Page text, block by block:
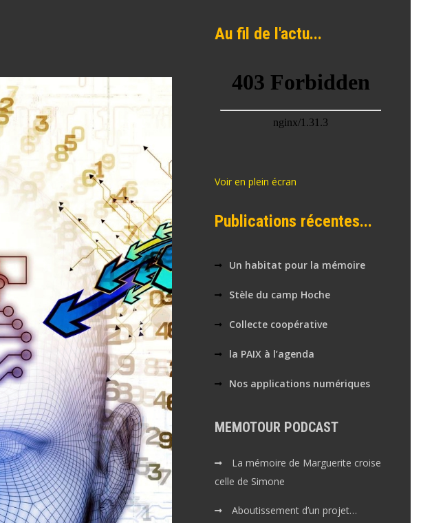
Au fil de l'actu...
Voir en plein écran
Publications récentes...
Un habitat pour la mémoire
Stèle du camp Hoche
Collecte coopérative
la PAIX à l’agenda
Nos applications numériques
MEMOTOUR PODCAST
La mémoire de Marguerite croise
celle de Simone
Aboutissement d’un projet…